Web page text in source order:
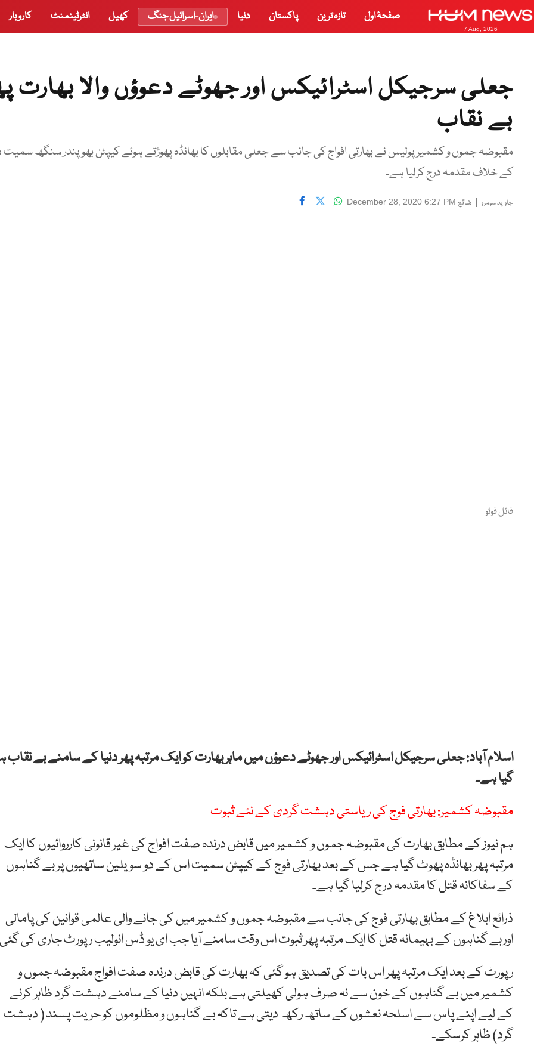
7 Aug, 2026
صفحۂ اول تازہ ترین پاکستان دنیا ایران-اسرائیل جنگ کھیل انٹرٹینمنٹ کاروبار
جعلی سرجیکل اسٹرائیکس اور جھوٹے دعوؤں والا بھارت
بے نقاب
مقبوضہ جموں و کشمیر پولیس نے بھارتی افواج کی جانب سے جعلی مقابلوں کا بھانڈہ پھوڑتے ہوئے کیپٹن بھوپندر سنگھ سمیت
کے خلاف مقدمہ درج کرلیا ہے۔
جاوید سومرو| شائع December 28, 2020 6:27 PM
فائل فوٹو
اسلام آباد: جعلی سرجیکل اسٹرائیکس اور جھوٹے دعوؤں میں ماہر بھارت کو ایک مرتبہ پھر دنیا کے سامنے بے نقاب
گیا ہے۔
مقبوضہ کشمیر: بھارتی فوج کی ریاستی دہشت گردی کے نئے ثبوت
ہم نیوز کے مطابق بھارت کی مقبوضہ جموں و کشمیر میں قابض درندہ صفت افواج کی غیر قانونی کارروائیوں کا ایک
مرتبہ پھر بھانڈہ پھوٹ گیا ہے جس کے بعد بھارتی فوج کے کیپٹن سمیت اس کے دو سویلین ساتھیوں پر بے گناہوں
کے سفاکانہ قتل کا مقدمہ درج کرلیا گیا ہے۔
ذرائع ابلاغ کے مطابق بھارتی فوج کی جانب سے مقبوضہ جموں و کشمیر میں کی جانے والی عالمی قوانین کی پامالی
اوربے گناہوں کے بہیمانہ قتل کا ایک مرتبہ پھر ثبوت اس وقت سامنے آیا جب ای یو ڈس انولیب رپورٹ جاری کی
رپورٹ کے بعد ایک مرتبہ پھر اس بات کی تصدیق ہو گئی کہ بھارت کی قابض درندہ صفت افواج مقبوضہ جموں و
کشمیر میں بے گناہوں کے خون سے نہ صرف ہولی کھیلتی ہے بلکہ انہیں دنیا کے سامنے دہشت گرد ظاہر کرنے
کے لیے اپنے پاس سے اسلحہ نعشوں کے ساتھ رکھ دیتی ہے تاکہ بے گناہوں و مظلوموں کو حریت پسند ( دہشت
گرد) ظاہر کرسکے۔